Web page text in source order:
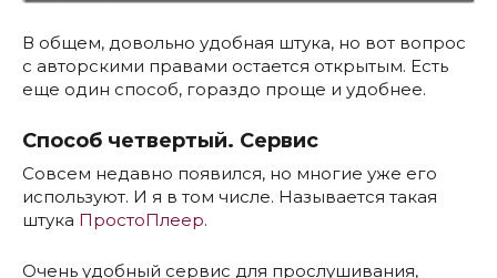
В общем, довольно удобная штука, но вот вопрос
с авторскими правами остается открытым. Есть
еще один способ, гораздо проще и удобнее.
Способ четвертый. Сервис
Совсем недавно появился, но многие уже его
используют. И я в том числе. Называется такая
штука ПростоПлеер.
Очень удобный сервис для прослушивания,